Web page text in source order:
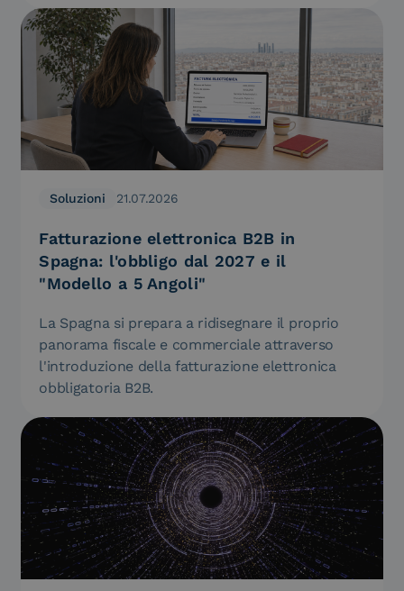
Soluzioni 21.07.2026
Fatturazione elettronica B2B in
Spagna: l'obbligo dal 2027 e il
"Modello a 5 Angoli"
La Spagna si prepara a ridisegnare il proprio
panorama fiscale e commerciale attraverso
l'introduzione della fatturazione elettronica
obbligatoria B2B.